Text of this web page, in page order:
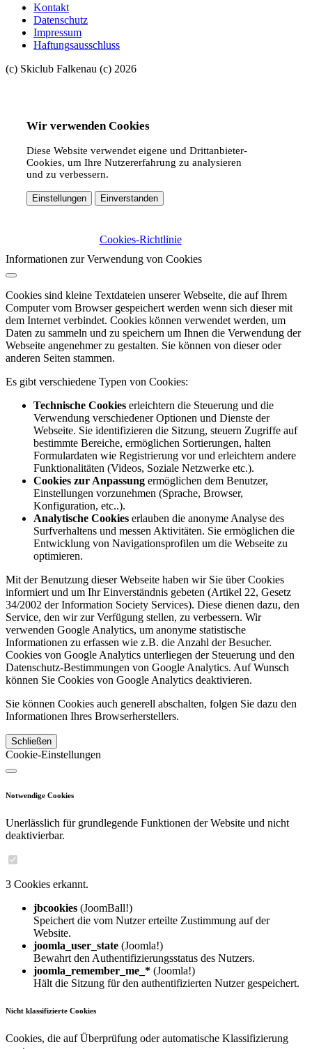
Kontakt
Datenschutz
Impressum
Haftungsausschluss
(c) Skiclub Falkenau (c) 2026
Wir verwenden Cookies
Diese Website verwendet eigene und Drittanbieter-
Cookies, um Ihre Nutzererfahrung zu analysieren
und zu verbessern.
Einstellungen Einverstanden
Cookies-Richtlinie
Informationen zur Verwendung von Cookies
Cookies sind kleine Textdateien unserer Webseite, die auf Ihrem
Computer vom Browser gespeichert werden wenn sich dieser mit
dem Internet verbindet. Cookies können verwendet werden, um
Daten zu sammeln und zu speichern um Ihnen die Verwendung der
Webseite angenehmer zu gestalten. Sie können von dieser oder
anderen Seiten stammen.
Es gibt verschiedene Typen von Cookies:
Technische Cookies erleichtern die Steuerung und die
Verwendung verschiedener Optionen und Dienste der
Webseite. Sie identifizieren die Sitzung, steuern Zugriffe auf
bestimmte Bereiche, ermöglichen Sortierungen, halten
Formulardaten wie Registrierung vor und erleichtern andere
Funktionalitäten (Videos, Soziale Netzwerke etc.).
Cookies zur Anpassung ermöglichen dem Benutzer,
Einstellungen vorzunehmen (Sprache, Browser,
Konfiguration, etc..).
Analytische Cookies erlauben die anonyme Analyse des
Surfverhaltens und messen Aktivitäten. Sie ermöglichen die
Entwicklung von Navigationsprofilen um die Webseite zu
optimieren.
Mit der Benutzung dieser Webseite haben wir Sie über Cookies
informiert und um Ihr Einverständnis gebeten (Artikel 22, Gesetz
34/2002 der Information Society Services). Diese dienen dazu, den
Service, den wir zur Verfügung stellen, zu verbessern. Wir
verwenden Google Analytics, um anonyme statistische
Informationen zu erfassen wie z.B. die Anzahl der Besucher.
Cookies von Google Analytics unterliegen der Steuerung und den
Datenschutz-Bestimmungen von Google Analytics. Auf Wunsch
können Sie Cookies von Google Analytics deaktivieren.
Sie können Cookies auch generell abschalten, folgen Sie dazu den
Informationen Ihres Browserherstellers.
Schließen
Cookie-Einstellungen
Notwendige Cookies
Unerlässlich für grundlegende Funktionen der Website und nicht
deaktivierbar.
3 Cookies erkannt.
jbcookies (JoomBall!)
Speichert die vom Nutzer erteilte Zustimmung auf der
Website.
joomla_user_state (Joomla!)
Bewahrt den Authentifizierungsstatus des Nutzers.
joomla_remember_me_* (Joomla!)
Hält die Sitzung für den authentifizierten Nutzer gespeichert.
Nicht klassifizierte Cookies
Cookies, die auf Überprüfung oder automatische Klassifizierung